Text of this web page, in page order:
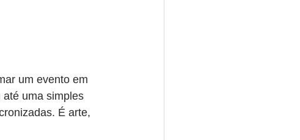
um evento em
uma simples
É arte,